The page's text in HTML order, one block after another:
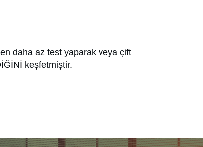
daha az test yaparak veya çift
keşfetmiştir.